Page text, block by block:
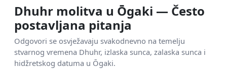
Dhuhr molitva u Ōgaki — Često
postavljana pitanja
Odgovori se osvježavaju svakodnevno na temelju
stvarnog vremena Dhuhr, izlaska sunca, zalaska sunca i
hidžretskog datuma u Ōgaki.